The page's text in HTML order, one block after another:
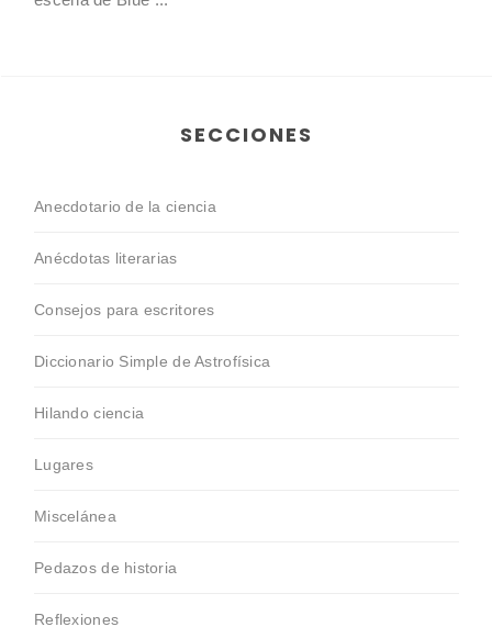
SECCIONES
Anecdotario de la ciencia
Anécdotas literarias
Consejos para escritores
Diccionario Simple de Astrofísica
Hilando ciencia
Lugares
Miscelánea
Pedazos de historia
Reflexiones